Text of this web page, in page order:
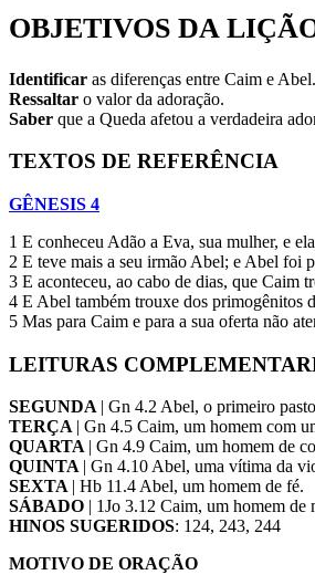
OBJETIVOS DA
Identificar as diferenças entre Caim e Abel.
Ressaltar o valor da adoração.
Saber que a Queda afetou a verdadeira
TEXTOS DE REFERÊNCIA
GÊNESIS 4
1 E conheceu Adão a Eva, sua mulher, e
2 E teve mais a seu irmão Abel; e Abel foi
3 E aconteceu, ao cabo de dias, que Caim
4 E Abel também trouxe dos primogênitos
5 Mas para Caim e para a sua oferta não
LEITURAS
SEGUNDA | Gn 4.2 Abel, o primeiro
TERÇA | Gn 4.5 Caim, um homem com
QUARTA | Gn 4.9 Caim, um homem de
QUINTA | Gn 4.10 Abel, uma vítima da
SEXTA | Hb 11.4 Abel, um homem de fé.
SÁBADO | 1Jo 3.12 Caim, um homem de
HINOS SUGERIDOS: 124, 243, 244
MOTIVO DE ORAÇÃO